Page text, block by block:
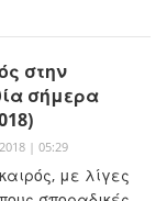
στην
σήμερα
| 05:29
με λίγες